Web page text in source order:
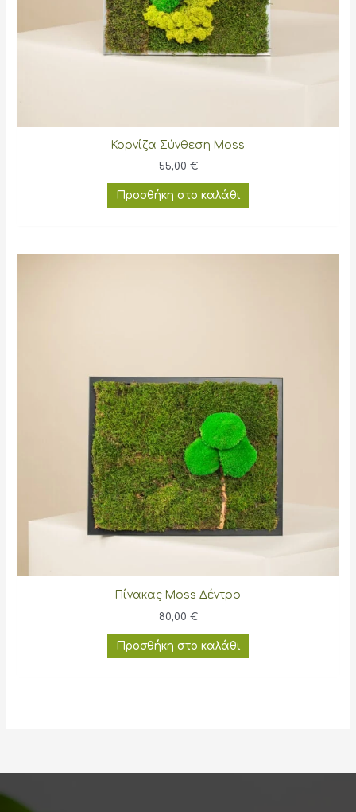
Κορνίζα Σύνθεση Moss
55,00 €
Προσθήκη στο καλάθι
Πίνακας Moss Δέντρο
80,00 €
Προσθήκη στο καλάθι